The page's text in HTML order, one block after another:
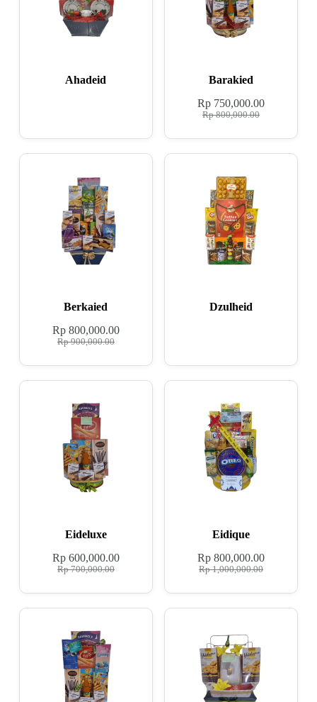
Ahadeid Barakied
Rp800,000.00
Rp 750,000.00
Berkaied
Rp900,000.00
Rp800,000.00
Dzulheid
Eideluxe
Rp700,000.00
Rp600,000.00
Eidique
Rp1,000,000.00
Rp 800,000.00